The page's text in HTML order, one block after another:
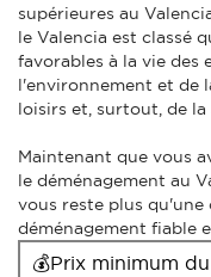
supérieures au
le Valencia est classé
favorables à la vie des
l'environnement et de
loisirs et, surtout, de la
Maintenant que vous
le déménagement au
vous reste plus qu'une
déménagement fiable
💰Prix minimum